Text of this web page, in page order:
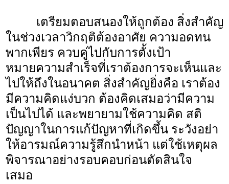
เตรียมตอบสนองให้ถูกต้อง สิ่งสำคัญ
ในช่วงเวลาวิกฤติต้องอาศัย ความอดทน
พากเพียร ควบคู่ไปกับการตั้งเป้า
หมายความสำเร็จที่เราต้องการจะเห็นและ
ไปให้ถึงในอนาคต สิ่งสำคัญยิ่งคือ เราต้อง
มีความคิดแง่บวก ต้องคิดเสมอว่ามีความ
เป็นไปได้ และพยายามใช้ความคิด สติ
ปัญญาในการแก้ปัญหาที่เกิดขึ้น ระวังอย่า
ให้อารมณ์ความรู้สึกนำหน้า แต่ใช้เหตุผล
พิจารณาอย่างรอบคอบก่อนตัดสินใจ
เสมอ